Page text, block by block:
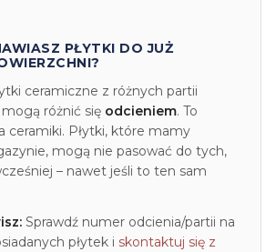
PŁYTKI DO JUŻ
ceramiczne z różnych partii
różnić się odcieniem. To
ceramiki. Płytki, które mamy
mogą nie pasować do tych,
– nawet jeśli to ten sam
Sprawdź numer odcienia/partii na
płytek i skontaktuj się z